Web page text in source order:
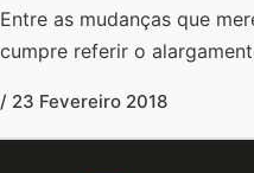
Entre as mudanças que
cumpre referir o
/ 23 Fevereiro 2018